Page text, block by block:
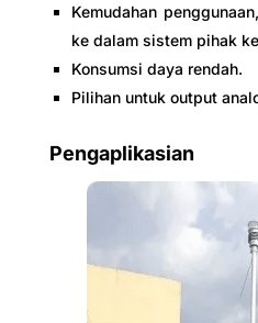
Kemudahan
ke dalam sistem pihak
Konsumsi daya rendah.
Pilihan untuk output
Pengaplikasian